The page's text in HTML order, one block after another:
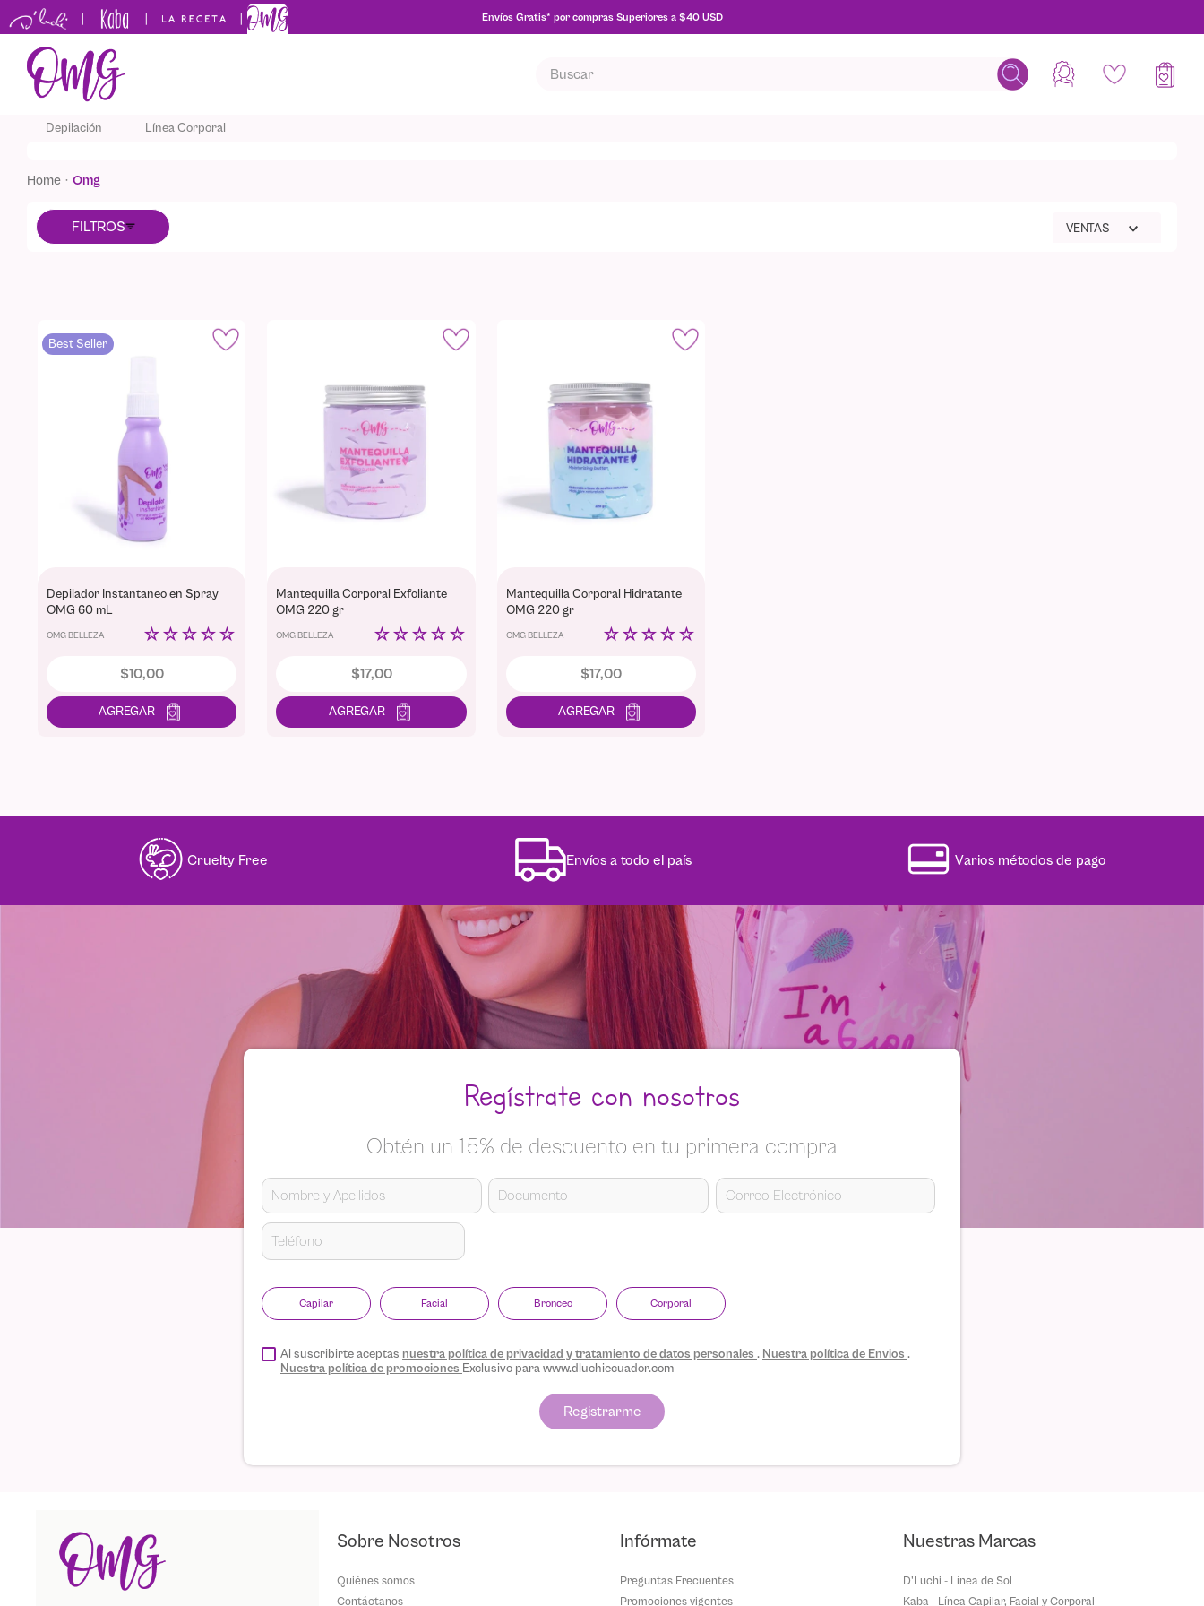
Envíos Gratis* por compras Superiores a $40 USD
Depilación Línea Corporal
omg
VENTAS
Best Seller
Depilador Instantaneo en Spray
OMG 60 mL
OMG BELLEZA ☆ ☆ ☆ ☆ ☆
$10,00
Mantequilla Corporal Exfoliante
OMG 220 gr
OMG BELLEZA ☆ ☆ ☆ ☆ ☆
$17,00
Mantequilla Corporal Hidratante
OMG 220 gr
OMG BELLEZA ☆ ☆ ☆ ☆ ☆
$17,00
Cruelty Free Envíos a todo el país Varios métodos de pago
Regístrate con nosotros
Obtén un 15% de descuento en tu primera compra
Capilar Facial Bronceo Corporal
Al suscribirte aceptas nuestra política de privacidad y tratamiento de datos personales . Nuestra política de Envios .
Nuestra política de promociones Exclusivo para www.dluchiecuador.com
Registrarme
Sobre Nosotros
Quiénes somos
Contáctanos
Infórmate
Preguntas Frecuentes
Promociones vigentes
Nuestras Marcas
D'Luchi - Línea de Sol
Kaba - Línea Capilar, Facial y Corporal